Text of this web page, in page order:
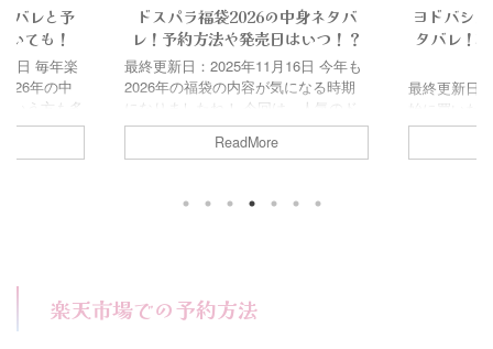
袋2026の中身ネタバ
法や発売日はいつ！？
2025年11月16日 今年も
袋の内容が気になる時期
ね！ 今回は、人気のド
気になる中身（ネタバ
ラ福袋2026の中身(ネタ
パラ福袋過去の内容や
ヨドバシカメラ福袋2026の中身ネ
タバレ！種類や予約、発売日も詳
しく！
最終更新日：2025年11月16日 年末年
始に買いたくなるものの1つと言え
ば…福袋ですよね！ ヨドバシカメラ
の福袋は、種類が多く多様、人気の物
2026年の中身ネタバレ情報に加え ど
予約方法！店頭で予約公式サイトで予
約楽天市場で予約ヨドバシカメラ福袋
楽天市場での予約方法